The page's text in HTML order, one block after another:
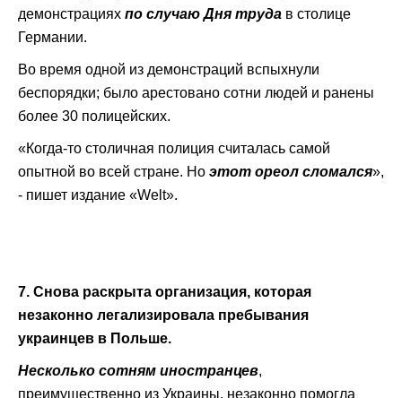
демонстрациях по случаю Дня труда в столице
Германии.
Во время одной из демонстраций вспыхнули
беспорядки; было арестовано сотни людей и ранены
более 30 полицейских.
«Когда-то столичная полиция считалась самой
опытной во всей стране. Но этот ореол сломался»,
- пишет издание «Welt».
7. Снова раскрыта организация, которая
незаконно легализировала пребывания
украинцев в Польше.
Несколько сотням иностранцев,
преимущественно из Украины, незаконно помогла